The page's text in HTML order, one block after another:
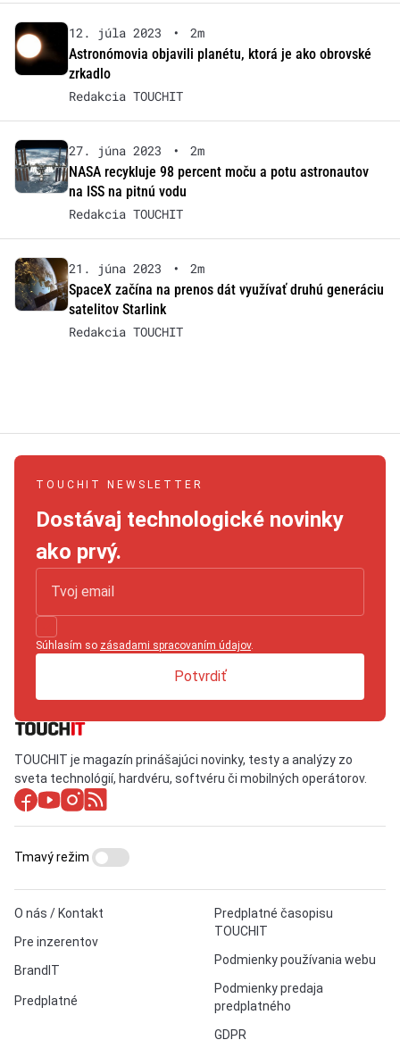
12. júla 2023 •
2m
Astronómovia objavili planétu, ktorá je ako obrovské
zrkadlo
Redakcia TOUCHIT
27. júna 2023 •
2m
NASA recykluje 98 percent moču a potu astronautov
na ISS na pitnú vodu
Redakcia TOUCHIT
21. júna 2023 •
2m
SpaceX začína na prenos dát využívať druhú generáciu
satelitov Starlink
Redakcia TOUCHIT
TOUCHIT NEWSLETTER
Dostávaj technologické novinky
ako prvý.
Súhlasím so zásadami spracovaním údajov.
Potvrdiť
TOUCHIT je magazín prinášajúci novinky, testy a analýzy zo
sveta technológií, hardvéru, softvéru či mobilných operátorov.
O nás / Kontakt
Pre inzerentov
BrandIT
Predplatné
Predplatné časopisu
TOUCHIT
Podmienky používania webu
Podmienky predaja
predplatného
GDPR
Tmavý režim